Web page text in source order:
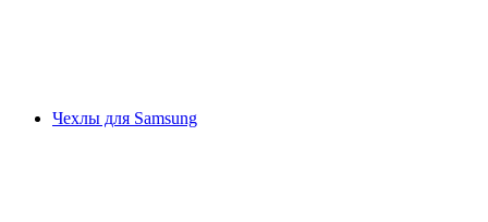
Чехлы для Samsung